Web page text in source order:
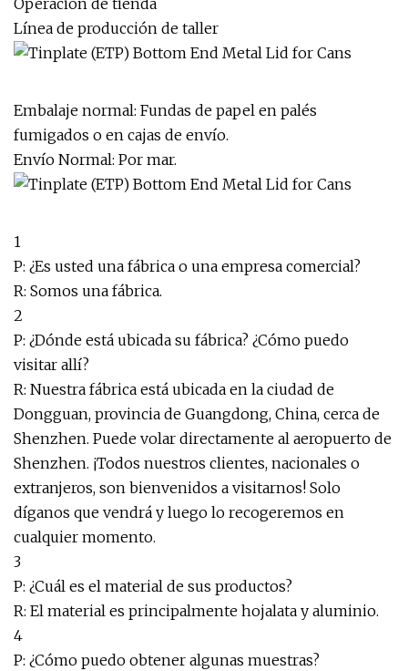
Operación de tienda
Línea de producción de taller
Embalaje normal: Fundas de papel en palés
fumigados o en cajas de envío.
Envío Normal: Por mar.
1
P: ¿Es usted una fábrica o una empresa comercial?
R: Somos una fábrica.
2
P: ¿Dónde está ubicada su fábrica? ¿Cómo puedo
visitar allí?
R: Nuestra fábrica está ubicada en la ciudad de
Dongguan, provincia de Guangdong, China, cerca de
Shenzhen. Puede volar directamente al aeropuerto de
Shenzhen. ¡Todos nuestros clientes, nacionales o
extranjeros, son bienvenidos a visitarnos! Solo
díganos que vendrá y luego lo recogeremos en
cualquier momento.
3
P: ¿Cuál es el material de sus productos?
R: El material es principalmente hojalata y aluminio.
4
P: ¿Cómo puedo obtener algunas muestras?